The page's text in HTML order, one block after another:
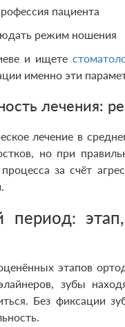
пациента
режим ношения
и ищете
именно эти
лечения:
лечение в
но при
за счёт
период:
этапов
зубы
Без фиксации